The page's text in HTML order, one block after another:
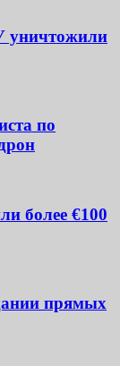
уничтожили
по
более €100
прямых